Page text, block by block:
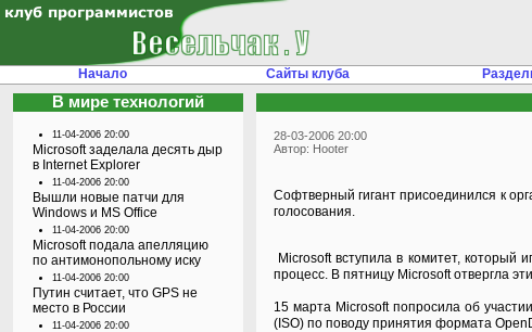
Начало Сайты клуба
В мире технологий
11-04-2006 20:00
Microsoft заделала десять дыр
в Internet Explorer
11-04-2006 20:00
Вышли новые патчи для
Windows и MS Office
11-04-2006 20:00
Microsoft подала апелляцию
по антимонопольному иску
11-04-2006 20:00
Путин считает, что GPS не
место в России
11-04-2006 20:00
28-03-2006 20:00
Автор: Hooter
Софтверный гигант присоединился к
голосования.
Microsoft вступила в комитет, который
процесс. В пятницу Microsoft отвергла
15 марта Microsoft попросила об
(ISO) по поводу принятия формата